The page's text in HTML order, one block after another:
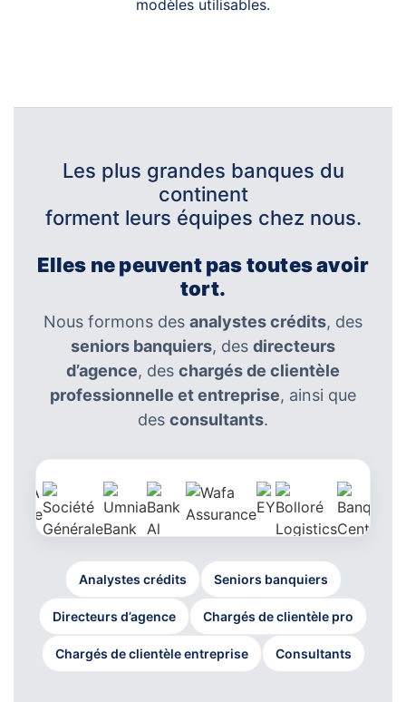
modèles utilisables.
Les plus grandes banques du
continent
forment leurs équipes chez nous.
Elles ne peuvent pas toutes avoir
tort.
Nous formons des analystes crédits, des
seniors banquiers, des directeurs
d’agence, des chargés de clientèle
professionnelle et entreprise, ainsi que
des consultants.
Analystes crédits Seniors banquiers
Directeurs d’agence Chargés de clientèle pro
Chargés de clientèle entreprise Consultants